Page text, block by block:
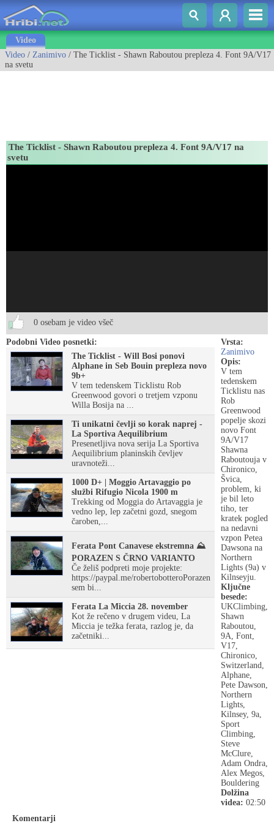
Video
Video / Zanimivo / The Ticklist - Shawn Raboutou prepleza 4. Font 9A/V17
na svetu
The Ticklist - Shawn Raboutou prepleza 4. Font 9A/V17 na
svetu
0 osebam je video všeč
Podobni Video posnetki:
The Ticklist - Will Bosi ponovi
Alphane in Seb Bouin prepleza novo
9b+
V tem tedenskem Ticklistu Rob
Greenwood govori o tretjem vzponu
Willa Bosija na ...
Ti unikatni čevlji so korak naprej -
La Sportiva Aequilibrium
Presenetljiva nova serija La Sportiva
Aequilibrium planinskih čevljev
uravnoteži...
1000 D+ | Moggio Artavaggio po
službi Rifugio Nicola 1900 m
Trekking od Moggia do Artavaggia je
vedno lep, lep začetni gozd, snegom
čaroben,...
Ferata Pont Canavese ekstremna ⛰️
PORAZEN S ČRNO VARIANTO
Če želiš podpreti moje projekte:
https://paypal.me/robertobotteroPorazen
sem bi...
Ferata La Miccia 28. november
Kot že rečeno v drugem videu, La
Miccia je težka ferata, razlog je, da
začetniki...
Vrsta:
Zanimivo
Opis:
V tem
tedenskem
Ticklistu nas
Rob
Greenwood
popelje skozi
novo Font
9A/V17
Shawna
Raboutouja v
Chironico,
Švica,
problem, ki
je bil leto
tiho, ter
kratek pogled
na nedavni
vzpon Petea
Dawsona na
Northern
Lights (9a) v
Kilnseyju.
Ključne
besede:
UKClimbing,
Shawn
Raboutou,
9A, Font,
V17,
Chironico,
Switzerland,
Alphane,
Pete Dawson,
Northern
Lights,
Kilnsey, 9a,
Sport
Climbing,
Steve
McClure,
Adam Ondra,
Alex Megos,
Bouldering
Dolžina
videa: 02:50
Komentarji